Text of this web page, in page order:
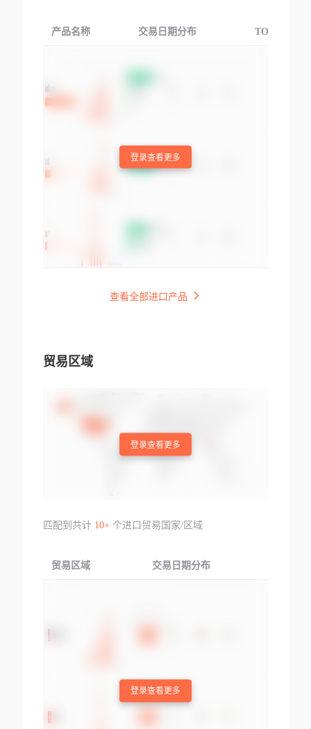
产品名称 交易日期分布 TOP3交易国
登录查看更多
查看全部进口产品
贸易区域
登录查看更多
匹配到共计 10+个进口贸易国家/区域
贸易区域 交易日期分布
登录查看更多